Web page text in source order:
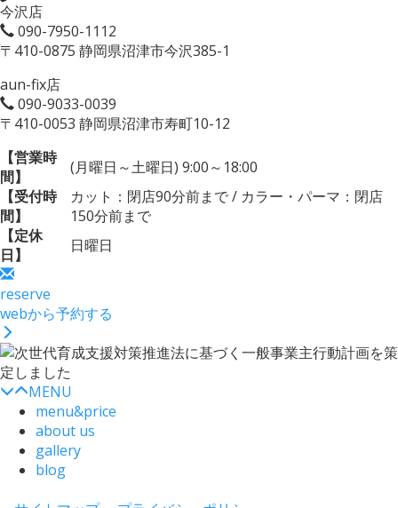
今沢店
090-7950-1112
〒410-0875 静岡県沼津市今沢385-1
aun-fix店
090-9033-0039
〒410-0053 静岡県沼津市寿町10-12
【営業時
間】
(月曜日～土曜日) 9:00～18:00
【受付時
間】
カット：閉店90分前まで / カラー・パーマ：閉店
150分前まで
【定休
日】
日曜日
reserve
webから予約する
MENU
menu&price
about us
gallery
blog